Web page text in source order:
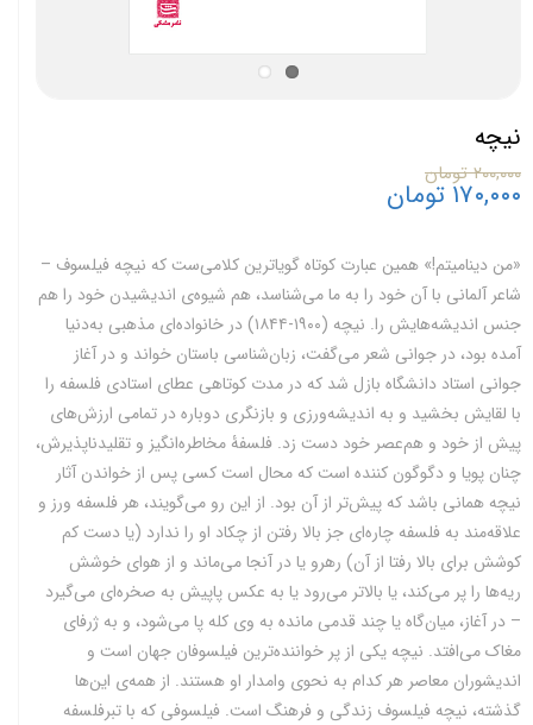
نیچه
۲۰۰,۰۰۰ تومان
۱۷۰,۰۰۰ تومان
«من‌ دینامیتم!» همین‌ عبارت‌ کوتاه‌ گویاترین‌ کلامی‌‌ست‌ که‌ نیچه‌ فیلسوف‌ –
شاعر آلمانی‌ با آن‌ خود را به‌ ما می‌شناسد، هم‌ شیوه‌ی‌ اندیشیدن‌ خود را هم‌
جنس‌ اندیشه‌هایش‌ را. نیچه‌ (۱۹۰۰-۱۸۴۴) در خانواده‌ای‌ مذهبی‌ به‌‌دنیا
آمده‌ بود، در جوانی‌ شعر می‌گفت‌، زبان‌شناسی‌ باستان‌ خواند و در آغاز
جوانی‌ استاد دانشگاه‌ بازل‌ شد که‌ در مدت‌ کوتاهی‌ عطای‌ استادی‌ فلسفه‌ را
با لقایش‌ بخشید و به‌ اندیشه‌‌ورزی‌ و بازنگری‌ دوباره‌ در تمامی‌ ارزش‌های‌
پیش‌ از خود و هم‌عصر خود دست‌ زد. فلسفۀ مخاطره‌انگیز و تقلیدناپذیرش،
چنان‌ پویا و دگوگون‌ کننده‌ است‌ که‌ محال‌ است‌ کسی‌ پس‌ از خواندن‌ آثار
نیچه‌ همانی‌ باشد که‌ پیش‌تر از آن‌ بود. از این‌ رو می‌گویند، هر فلسفه‌ ورز و
علاقه‌مند به‌ فلسفه‌ چاره‌ای‌ جز بالا رفتن‌ از چکاد او را ندارد (یا دست‌ کم‌
کوشش‌ برای‌ بالا رفتا از آن) رهرو یا در آنجا می‌ماند و از هوای‌ خوشش‌
ریه‌ها را پر می‌کند، یا بالا‌تر می‌رود یا به‌ عکس‌ پاپیش‌ به‌ صخره‌ای‌ می‌گیرد
– در آغاز، میان‌گاه‌ یا چند قدمی‌ مانده‌ به‌ وی‌ کله‌ پا می‌شود، و به‌ ژرفای‌
مغاک‌ می‌افتد. نیچه‌ یکی‌ از پر خواننده‌ترین‌ فیلسوفان‌ جهان‌ است‌ و
اندیشوران‌ معاصر هر کدام‌ به‌ نحوی‌ وامدار او هستند. از همه‌ی‌ این‌ها
گذشته‌، نیچه‌ فیلسوف‌ زندگی‌ و فرهنگ‌ است. فیلسوفی‌ که‌ با تبرفلسفه‌